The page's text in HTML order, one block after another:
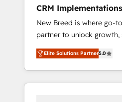
deployment of Breeze AI
to automate growth. 🏆 Elite Excellence - 8
platform accreditations
compliance expertise. - A team of 250+
experts dedicated to your
CRM
+ Web, Demand Gen
New Breed is where go-
partner to unlock growth,
transformation. We help
HubSpot’s AI-powered
and operationalize
Marketing framework
Elite Solutions Partner5.0